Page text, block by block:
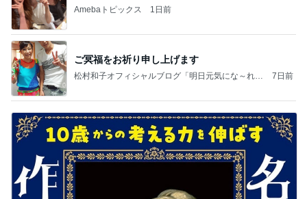
Amebaトピックス 1日前
ご冥福をお祈り申し上げます
松村和子オフィシャルブログ「明日元気にな～れ」
7日前